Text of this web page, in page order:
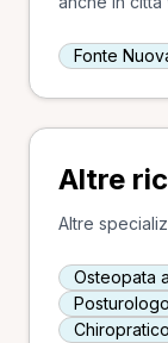
Fonte
Altre
Altre
Osteopata